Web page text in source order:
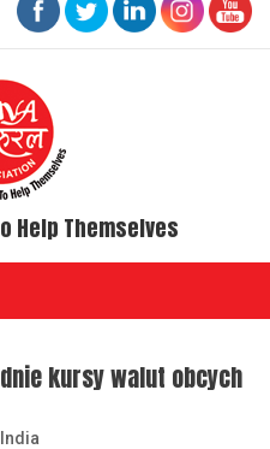
Help Themselves
kursy walut obcych